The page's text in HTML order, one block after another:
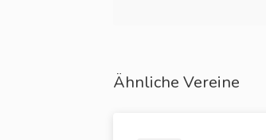
Ähnliche Vereine